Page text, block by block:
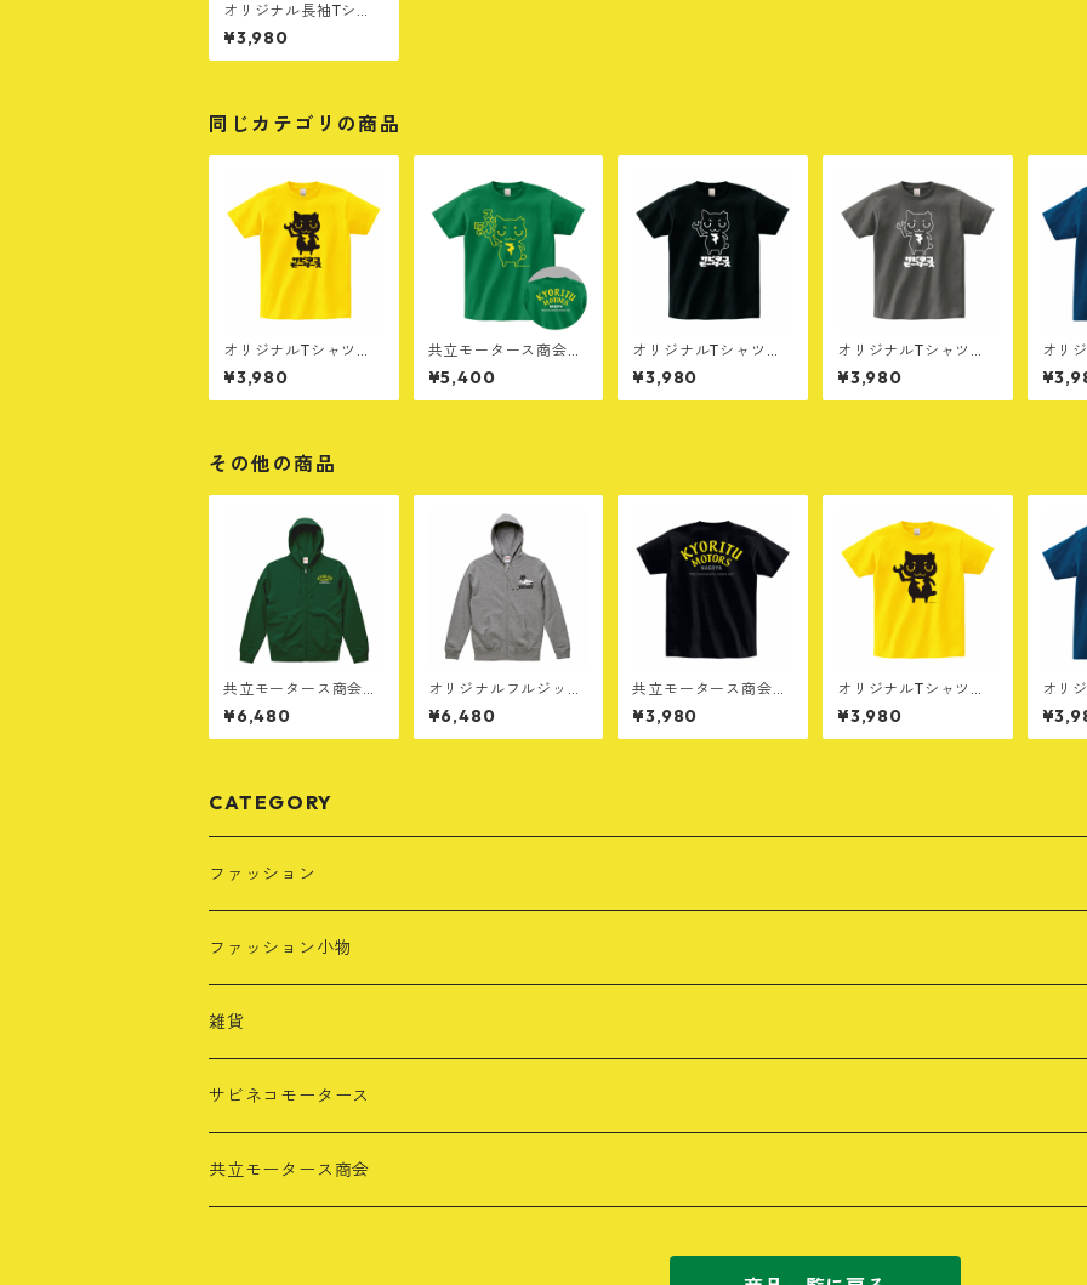
オリジナル長袖Tシャ
ツ［A］イエロー
¥3,980
同じカテゴリの商品
オリジナルTシャツ
［A］イエロー
¥3,980
共立モータース商会ロ
ゴ×サビネコ[F］グリ
ーン
¥5,400
オリジナルTシャツ
［A］ブラック
¥3,980
オリジナルTシャツ
［A］チャコール
¥3,980
オリ
［A
その他の商品
共立モータース商会フ
ルジップパーカー
［A］グリーン
¥6,480
オリジナルフルジップ
パーカー［D］グレー
¥6,480
共立モータース商会T
シャツ［C］ブラック
¥3,980
オリジナルTシャツ
［B］イエロー
¥3,980
オリ
［E
CATEGORY
ファッション
Tシャツ
長袖Tシャツ
パーカー・スウェット
カラー別
ファッション小物
レザーキーホルダー
タオル
キャップ
雑貨
サビネコモータース
共立モータース商会